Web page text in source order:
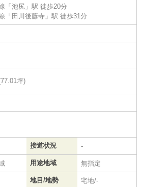
「 池尻 」駅 徒歩20分
「 田川後藤寺 」駅 徒歩31分
坪)
接道状況 -
用途地域 無指定
地目/地勢 宅地/-